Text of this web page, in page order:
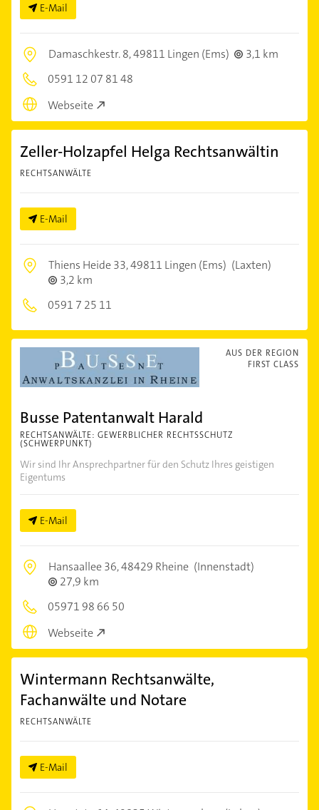
E-Mail
Damaschkestr. 8,49811 Lingen (Ems)
3,1 km
0591 12 07 81 48
Webseite
Zeller-Holzapfel Helga Rechtsanwältin
RECHTSANWÄLTE
E-Mail
Thiens Heide 33,49811 Lingen (Ems) (Laxten)
3,2 km
0591 7 25 11
AUS DER REGION
FIRST CLASS
Busse Patentanwalt Harald
RECHTSANWÄLTE: GEWERBLICHER RECHTSSCHUTZ
(SCHWERPUNKT)
Wir sind Ihr Ansprechpartner für den Schutz Ihres geistigen
Eigentums
E-Mail
Hansaallee 36,48429 Rheine (Innenstadt)
27,9 km
05971 98 66 50
Webseite
Wintermann Rechtsanwälte,
Fachanwälte und Notare
RECHTSANWÄLTE
E-Mail